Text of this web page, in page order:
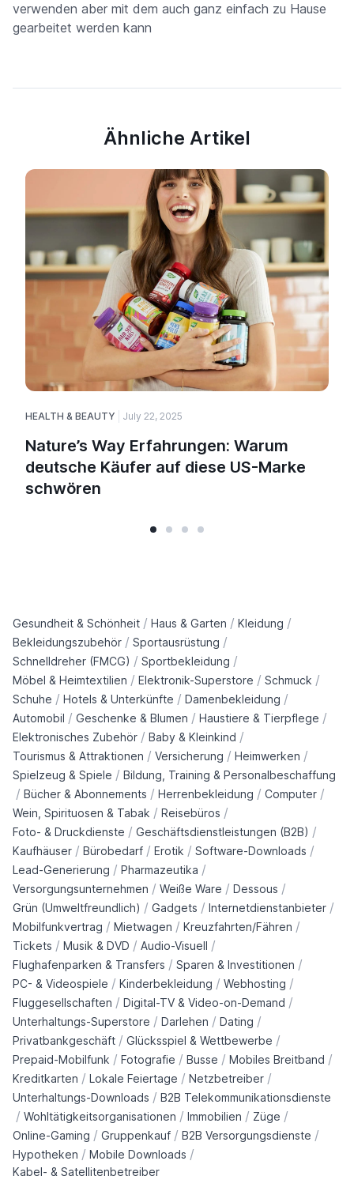
verwenden aber mit dem auch ganz einfach zu Hause
gearbeitet werden kann
Ähnliche Artikel
HEALTH & BEAUTY July 22, 2025
Nature’s Way Erfahrungen: Warum
deutsche Käufer auf diese US-Marke
schwören
Gesundheit & Schönheit / Haus & Garten / Kleidung /
Bekleidungszubehör / Sportausrüstung /
Schnelldreher (FMCG) / Sportbekleidung /
Möbel & Heimtextilien / Elektronik-Superstore / Schmuck /
Schuhe / Hotels & Unterkünfte / Damenbekleidung /
Automobil / Geschenke & Blumen / Haustiere & Tierpflege /
Elektronisches Zubehör / Baby & Kleinkind /
Tourismus & Attraktionen / Versicherung / Heimwerken /
Spielzeug & Spiele / Bildung, Training & Personalbeschaffung
/ Bücher & Abonnements / Herrenbekleidung / Computer /
Wein, Spirituosen & Tabak / Reisebüros /
Foto- & Druckdienste / Geschäftsdienstleistungen (B2B) /
Kaufhäuser / Bürobedarf / Erotik / Software-Downloads /
Lead-Generierung / Pharmazeutika /
Versorgungsunternehmen / Weiße Ware / Dessous /
Grün (Umweltfreundlich) / Gadgets / Internetdienstanbieter /
Mobilfunkvertrag / Mietwagen / Kreuzfahrten/Fähren /
Tickets / Musik & DVD / Audio-Visuell /
Flughafenparken & Transfers / Sparen & Investitionen /
PC- & Videospiele / Kinderbekleidung / Webhosting /
Fluggesellschaften / Digital-TV & Video-on-Demand /
Unterhaltungs-Superstore / Darlehen / Dating /
Privatbankgeschäft / Glücksspiel & Wettbewerbe /
Prepaid-Mobilfunk / Fotografie / Busse / Mobiles Breitband /
Kreditkarten / Lokale Feiertage / Netzbetreiber /
Unterhaltungs-Downloads / B2B Telekommunikationsdienste
/ Wohltätigkeitsorganisationen / Immobilien / Züge /
Online-Gaming / Gruppenkauf / B2B Versorgungsdienste /
Hypotheken / Mobile Downloads /
Kabel- & Satellitenbetreiber